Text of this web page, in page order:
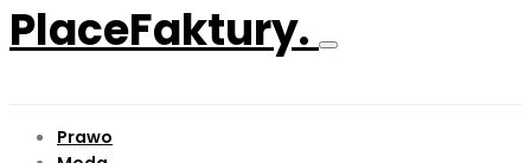
PlaceFaktury.
Prawo